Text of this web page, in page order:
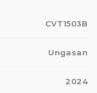
CVT1503B
Ungasan
2024